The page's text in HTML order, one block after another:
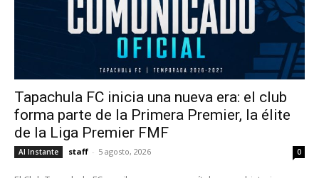
Tapachula FC inicia una nueva era: el club
forma parte de la Primera Premier, la élite
de la Liga Premier FMF
Al Instante staff - 5 agosto, 2026 0